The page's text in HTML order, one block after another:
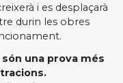
i es desplaçarà
durin les obres
una prova més